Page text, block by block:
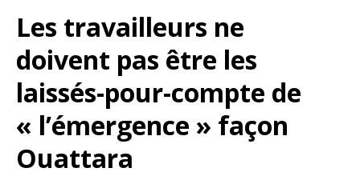
Les travailleurs ne
doivent pas être les
laissés-pour-compte de
« l’émergence » façon
Ouattara